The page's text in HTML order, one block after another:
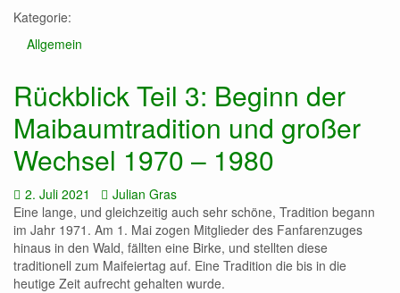
Kategorie:
Allgemein
Rückblick Teil 3: Beginn der
Maibaumtradition und großer
Wechsel 1970 – 1980
Datum:
2. Juli 2021 Autor:
Julian Gras
Eine lange, und gleichzeitig auch sehr schöne, Tradition begann
im Jahr 1971. Am 1. Mai zogen Mitglieder des Fanfarenzuges
hinaus in den Wald, fällten eine Birke, und stellten diese
traditionell zum Maifeiertag auf. Eine Tradition die bis in die
heutige Zeit aufrecht gehalten wurde.